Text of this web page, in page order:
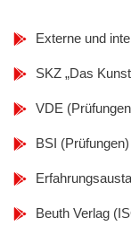
Externe und
SKZ „Das
VDE
BSI (Prüfungen)
Beuth Verlag